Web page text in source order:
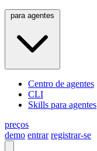
Centro de agentes
CLI
Skills para agentes
preços
demo entrar registrar-se